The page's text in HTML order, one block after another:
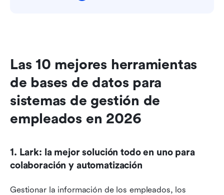
Las 10 mejores herramientas
de bases de datos para
sistemas de gestión de
empleados en 2026
1. Lark: la mejor solución todo en uno para
colaboración y automatización
Gestionar la información de los empleados, los